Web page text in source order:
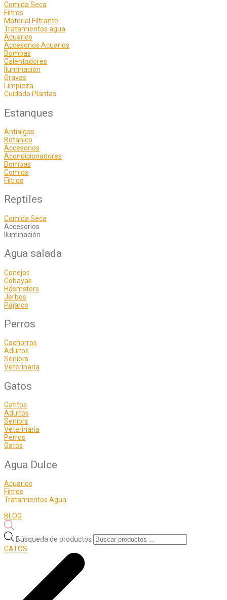
Comida Seca
Filtros
Material Filtrante
Tratamientos agua
Acuarios
Accesorios Acuarios
Bombas
Calentadores
Iluminación
Gravas
Limpieza
Cuidado Plantas
Estanques
Antialgas
Botanico
Accesorios
Acondicionadores
Bombas
Comida
Filtros
Reptiles
Comida Seca
Accesorios
Iluminación
Agua salada
Conejos
Cobayas
Hásmsters
Jerbos
Pájaros
Perros
Cachorros
Adultos
Seniors
Veterinaria
Gatos
Gatitos
Adultos
Seniors
Veterinaria
Perros
Gatos
Agua Dulce
Acuarios
Filtros
Tratamientos Agua
BLOG
Búsqueda de productos
GATOS